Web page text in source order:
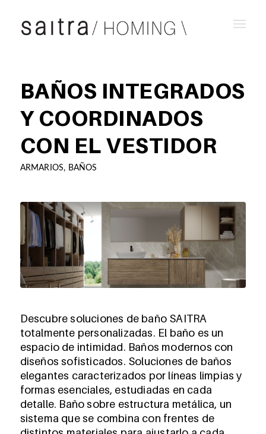
BAÑOS INTEGRADOS
Y COORDINADOS
CON EL VESTIDOR
ARMARIOS, BAÑOS
Descubre soluciones de baño SAITRA
totalmente personalizadas. El baño es un
espacio de intimidad. Baños modernos con
diseños sofisticados. Soluciones de baños
elegantes caracterizados por líneas limpias y
formas esenciales, estudiadas en cada
detalle. Baño sobre estructura metálica, un
sistema que se combina con frentes de